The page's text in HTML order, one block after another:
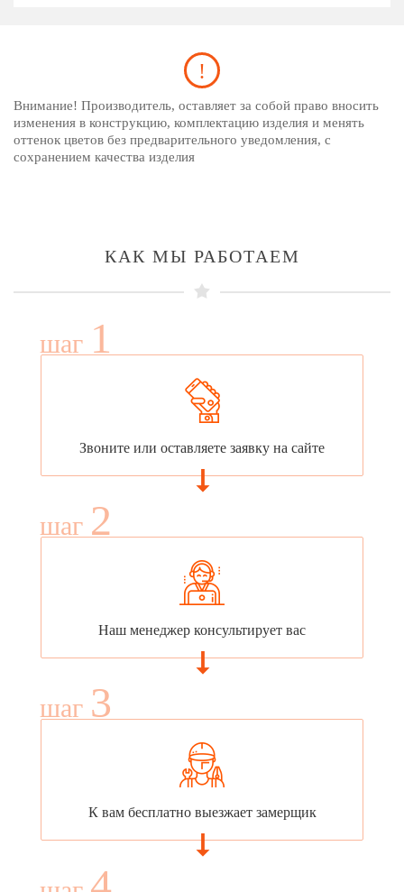
Внимание! Производитель, оставляет за собой право вносить
изменения в конструкцию, комплектацию изделия и менять
оттенок цветов без предварительного уведомления, с
сохранением качества изделия
КАК МЫ РАБОТАЕМ
шаг 1
Звоните или оставляете заявку на сайте
шаг 2
Наш менеджер консультирует вас
шаг 3
К вам бесплатно выезжает замерщик